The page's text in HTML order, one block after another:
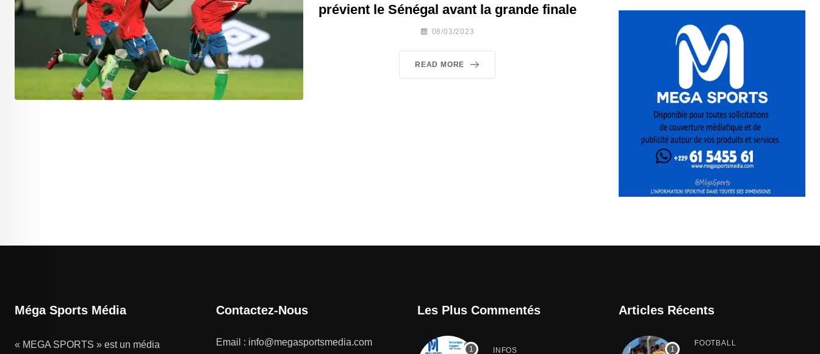
prévient le Sénégal avant la grande finale
08/03/2023
READ MORE
Méga Sports Média
« MEGA SPORTS » est un média
Contactez-Nous
Email : info@megasportsmedia.com
Les Plus Commentés
INFOS
Articles Récents
FOOTBALL